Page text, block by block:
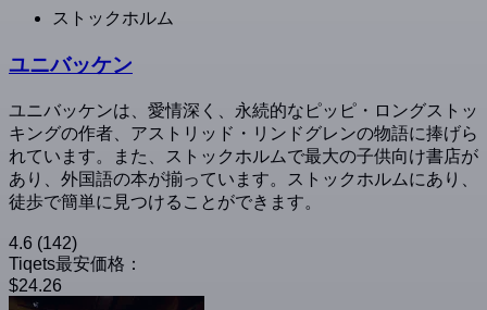
ストックホルム
ユニバッケン
ユニバッケンは、愛情深く、永続的なピッピ・ロングストッ
キングの作者、アストリッド・リンドグレンの物語に捧げら
れています。また、ストックホルムで最大の子供向け書店が
あり、外国語の本が揃っています。ストックホルムにあり、
徒歩で簡単に見つけることができます。
4.6 (142)
Tiqets最安価格：
$24.26